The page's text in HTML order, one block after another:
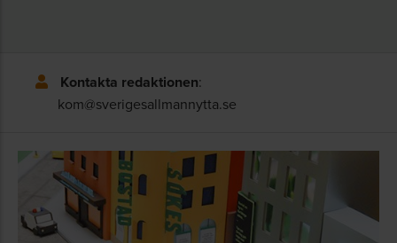
Kontakta redaktionen:
kom@sverigesallmannytta.se